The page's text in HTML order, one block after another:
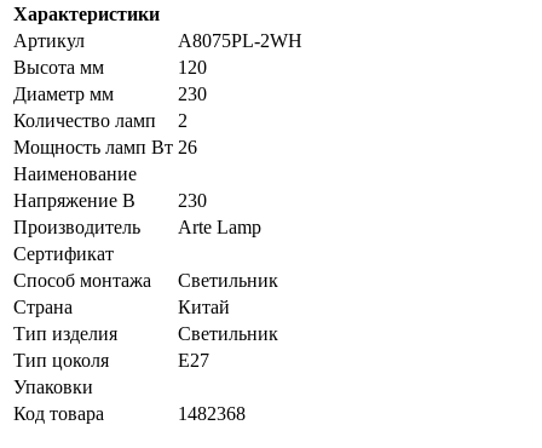
Характеристики
Артикул
A8075PL-2WH
Высота мм
120
Диаметр мм
230
Количество ламп
2
Мощность ламп Вт 26
Наименование
Напряжение В
230
Производитель
Arte Lamp
Сертификат
Способ монтажа
Светильник
Страна
Китай
Тип изделия
Светильник
Тип цоколя
E27
Упаковки
Код товара
1482368